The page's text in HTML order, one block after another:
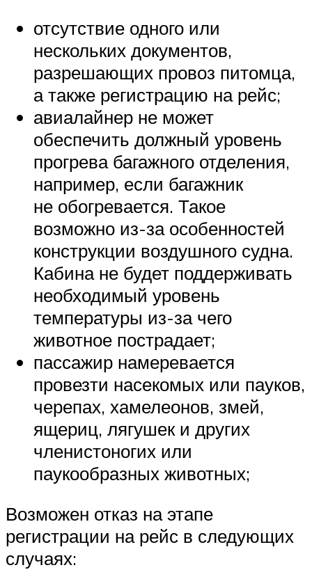
отсутствие одного или
нескольких документов,
разрешающих провоз питомца,
а также регистрацию на рейс;
авиалайнер не может
обеспечить должный уровень
прогрева багажного отделения,
например, если багажник
не обогревается. Такое
возможно из-за особенностей
конструкции воздушного судна.
Кабина не будет поддерживать
необходимый уровень
температуры из-за чего
животное пострадает;
пассажир намеревается
провезти насекомых или пауков,
черепах, хамелеонов, змей,
ящериц, лягушек и других
членистоногих или
паукообразных животных;
Возможен отказ на этапе
регистрации на рейс в следующих
случаях: